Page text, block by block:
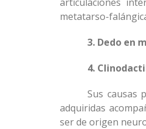
metatarso-
3. Dedo en
4.
Sus causas
adquiridas
ser de origen